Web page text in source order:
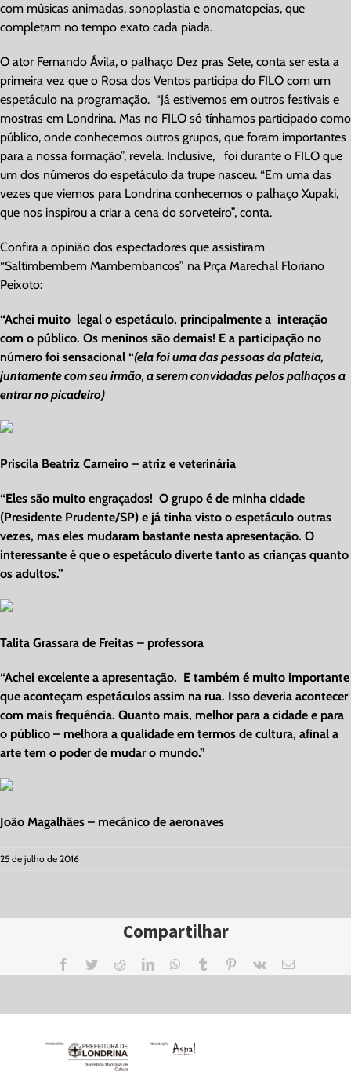
com músicas animadas, sonoplastia e onomatopeias, que
completam no tempo exato cada piada.
O ator Fernando Ávila, o palhaço Dez pras Sete, conta ser esta a
primeira vez que o Rosa dos Ventos participa do FILO com um
espetáculo na programação. “Já estivemos em outros festivais e
mostras em Londrina. Mas no FILO só tínhamos participado como
público, onde conhecemos outros grupos, que foram importantes
para a nossa formação”, revela. Inclusive, foi durante o FILO que
um dos números do espetáculo da trupe nasceu. “Em uma das
vezes que viemos para Londrina conhecemos o palhaço Xupaki,
que nos inspirou a criar a cena do sorveteiro”, conta.
Confira a opinião dos espectadores que assistiram
“Saltimbembem Mambembancos” na Prça Marechal Floriano
Peixoto:
“Achei muito legal o espetáculo, principalmente a interação
com o público. Os meninos são demais! E a participação no
número foi sensacional “(ela foi uma das pessoas da plateia,
juntamente com seu irmão, a serem convidadas pelos palhaços a
entrar no picadeiro)
Priscila Beatriz Carneiro – atriz e veterinária
“Eles são muito engraçados! O grupo é de minha cidade
(Presidente Prudente/SP) e já tinha visto o espetáculo outras
vezes, mas eles mudaram bastante nesta apresentação. O
interessante é que o espetáculo diverte tanto as crianças quanto
os adultos.”
Talita Grassara de Freitas – professora
“Achei excelente a apresentação. E também é muito importante
que aconteçam espetáculos assim na rua. Isso deveria acontecer
com mais frequência. Quanto mais, melhor para a cidade e para
o público – melhora a qualidade em termos de cultura, afinal a
arte tem o poder de mudar o mundo.”
João Magalhães – mecânico de aeronaves
25 de julho de 2016
Compartilhar
Facebook
TwitterRedditLinkedInWhatsApp
Tumblr Pinterest
Vk Email